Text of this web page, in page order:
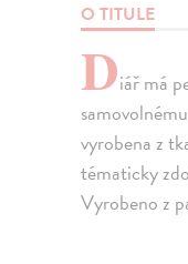
O TITULE
Diář má
vyrobena z
tématicky
Vyrobeno z